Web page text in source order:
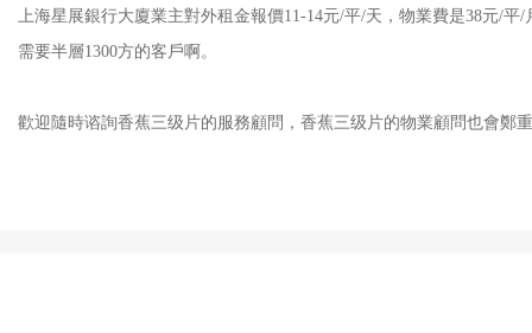
上海星展銀行大廈業主對外租金報價11-14元/平/天，物業費是38元/平/月
需要半層1300方的客戶啊。
歡迎隨時谘詢香蕉三级片的服務顧問，香蕉三级片的物業顧問也會鄭重